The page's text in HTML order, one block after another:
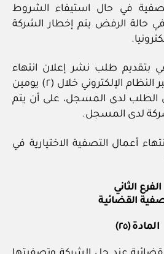
في حال استيفاء الشروط
وفي حالة الرفض يتم إخطار الشركة
بتقديم طلب نشر إعلان انتهاء
أعمال التصفية عبر النظام الإلكتروني خلال (٢) يومين
الطلب لدى المسجل، على أن يتم
لدى المسجل.
أعمال التصفية الاختيارية في
الفرع الثاني
القضائية
المادة (٢٥)